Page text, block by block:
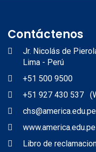
Contáctenos
Jr. Nicolás de
Lima - Perú
+51 500 9500
+51 927 430 537
chs@america.edu.pe
www.america.edu.pe
Libro de